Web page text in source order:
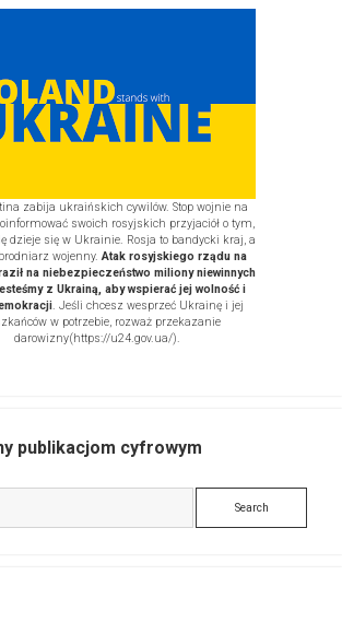
zabija ukraińskich cywilów. Stop wojnie na
swoich rosyjskich przyjaciół o tym,
dzieje się w Ukrainie. Rosja to bandycki kraj, a
wojenny.Atak rosyjskiego rządu na
na niebezpieczeństwo miliony niewinnych
z Ukrainą, aby wspierać jej wolność i
. Jeśli chcesz wesprzeć Ukrainę i jej
w potrzebie, rozważ przekazanie
darowizny(https://u24.gov.ua/).
publikacjom cyfrowym
Search